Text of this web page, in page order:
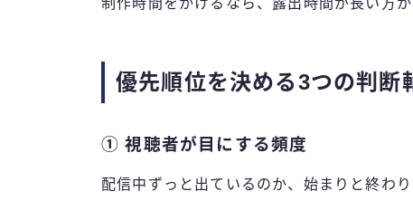
制作時間をかけるなら、露出時間が長い方
優先順位を決める3つの判断
① 視聴者が目にする頻度
配信中ずっと出ているのか、始まりと終わ